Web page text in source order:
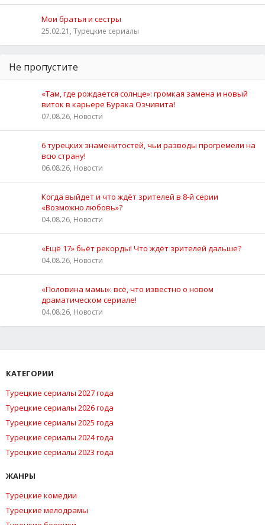
Мои братья и сестры
25.02.21, Турецкие сериалы
Не пропустите
«Там, где рождается солнце»: громкая замена и новый
виток в карьере Бурака Озчивита!
07.08.26, Новости
6 турецких знаменитостей, чьи разводы прогремели на
всю страну!
06.08.26, Новости
Когда выйдет и что ждёт зрителей в 8-й серии
«Возможно любовь»?
04.08.26, Новости
«Ещё 17» бьёт рекорды! Что ждёт зрителей дальше?
04.08.26, Новости
«Половина мамы»: всё, что известно о новом
драматическом сериале!
04.08.26, Новости
КАТЕГОРИИ
Турецкие сериалы 2027 года
Турецкие сериалы 2026 года
Турецкие сериалы 2025 года
Турецкие сериалы 2024 года
Турецкие сериалы 2023 года
ЖАНРЫ
Турецкие комедии
Турецкие мелодрамы